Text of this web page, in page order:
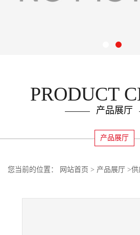
PRODUCT
产品展厅
产品展厅
您当前的位置： 网站首页 > 产品展厅 >供